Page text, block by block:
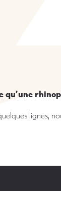
qu’une
lignes,